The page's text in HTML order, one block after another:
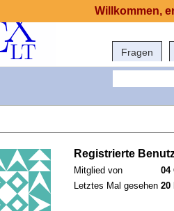
Fragen
Registrierte
Mitglied von
04
Letztes Mal gesehen 20
Willkommen,